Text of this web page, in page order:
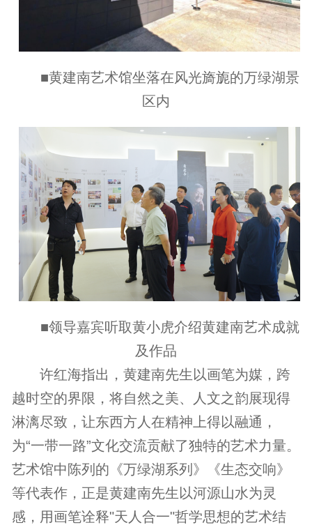
■黄建南艺术馆坐落在风光旖旎的万绿湖景
区内
■领导嘉宾听取黄小虎介绍黄建南艺术成就
及作品
许红海指出，黄建南先生以画笔为媒，跨
越时空的界限，将自然之美、人文之韵展现得
淋漓尽致，让东西方人在精神上得以融通，
为“一带一路”文化交流贡献了独特的艺术力量。
艺术馆中陈列的《万绿湖系列》《生态交响》
等代表作，正是黄建南先生以河源山水为灵
感，用画笔诠释"天人合一"哲学思想的艺术结